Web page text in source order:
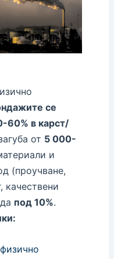
се
60% в карст/
от 5 000-
и
(проучване,
качествени
под 10%.